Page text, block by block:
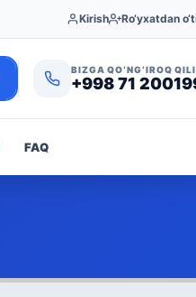
Kirish Ro‘yxatdan
BIZGA QO‘NG‘IROQ
+998 71
FAQ